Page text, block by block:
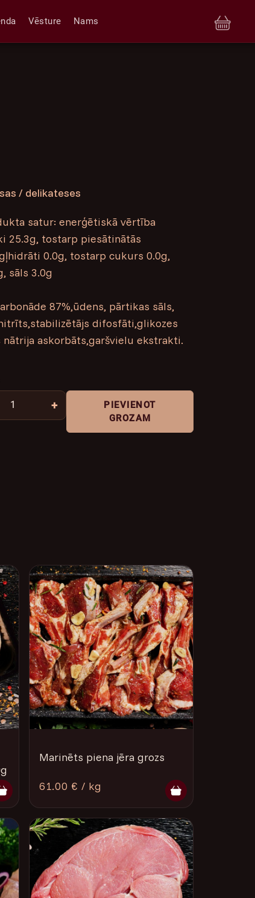
Vēsture Nams
/ delikateses
satur: enerģētiskā vērtība
25.3g, tostarp piesātinātās
0.0g, tostarp cukurs 0.0g,
sāls 3.0g
87%,ūdens, pārtikas sāls,
difosfāti,glikozes
askorbāts,garšvielu ekstrakti.
+
PIEVIENOT
GROZAM
Marinēts piena jēra grozs
61.00 € / kg